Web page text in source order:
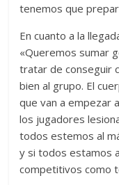
tenemos que
En cuanto a la
«Queremos sumar
tratar de conseguir
bien al grupo. El
que van a empezar
los jugadores
todos estemos al
y si todos estamos
competitivos como